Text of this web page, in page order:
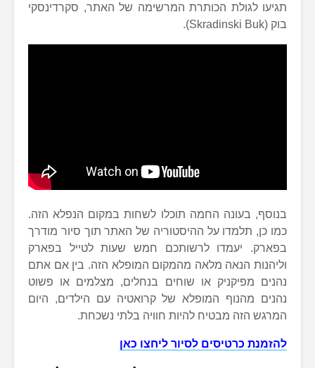
תגיעו לגולת הכותרת המרשימה של האתר, סקרדינסקי
בוק (Skradinski Buk).
בנוסף, בעונה החמה תוכלו לשחות במקום הנפלא הזה.
כמו כן, תלמדו על ההיסטוריה של האתר תוך סיור מודרך
בפארק. יעמדו לרשותכם חמש שעות לטייל בפארק
וליהנות הנאה מלאה מהמקום המופלא הזה. בין אם אתם
נהנים מפיקניק או שוחים בנחלים, מצלמים או פשוט
נהנים מהנוף המופלא של קרואטיה עם הילדים, היום
המרגש הזה מבטיח להיות חוויה בלתי נשכחת.
להזמנת כרטיסים לסיור ליחצו כאן